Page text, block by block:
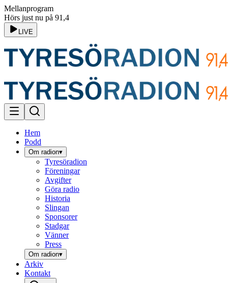
Mellanprogram
Hörs just nu på 91,4
LIVE
Hem
Podd
Om radion▾
Tyresöradion
Föreningar
Avgifter
Göra radio
Historia
Slingan
Sponsorer
Stadgar
Vänner
Press
Om radion▾
Arkiv
Kontakt